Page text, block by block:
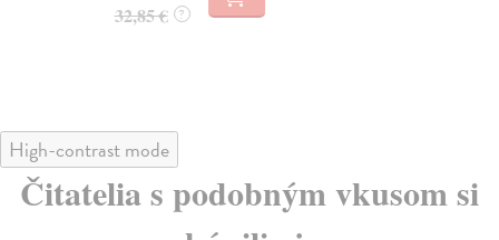
32,85 € ?
High-contrast mode
Čitatelia s podobným vkusom si